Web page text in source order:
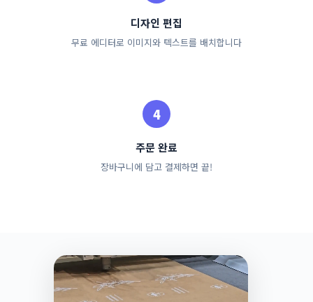
디자인 편집
무료 에디터로 이미지와 텍스트를 배치합니다
주문 완료
장바구니에 담고 결제하면 끝!